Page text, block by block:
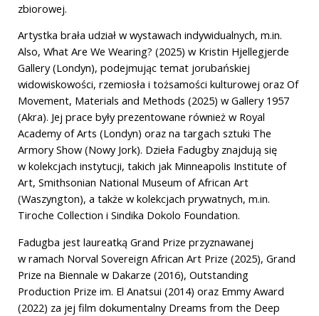
zbiorowej.
Artystka brała udział w wystawach indywidualnych, m.in.
Also, What Are We Wearing? (2025) w Kristin Hjellegjerde
Gallery (Londyn), podejmując temat jorubańskiej
widowiskowości, rzemiosła i tożsamości kulturowej oraz Of
Movement, Materials and Methods (2025) w Gallery 1957
(Akra). Jej prace były prezentowane również w Royal
Academy of Arts (Londyn) oraz na targach sztuki The
Armory Show (Nowy Jork). Dzieła Fadugby znajdują się
w kolekcjach instytucji, takich jak Minneapolis Institute of
Art, Smithsonian National Museum of African Art
(Waszyngton), a także w kolekcjach prywatnych, m.in.
Tiroche Collection i Sindika Dokolo Foundation.
Fadugba jest laureatką Grand Prize przyznawanej
w ramach Norval Sovereign African Art Prize (2025), Grand
Prize na Biennale w Dakarze (2016), Outstanding
Production Prize im. El Anatsui (2014) oraz Emmy Award
(2022) za jej film dokumentalny Dreams from the Deep